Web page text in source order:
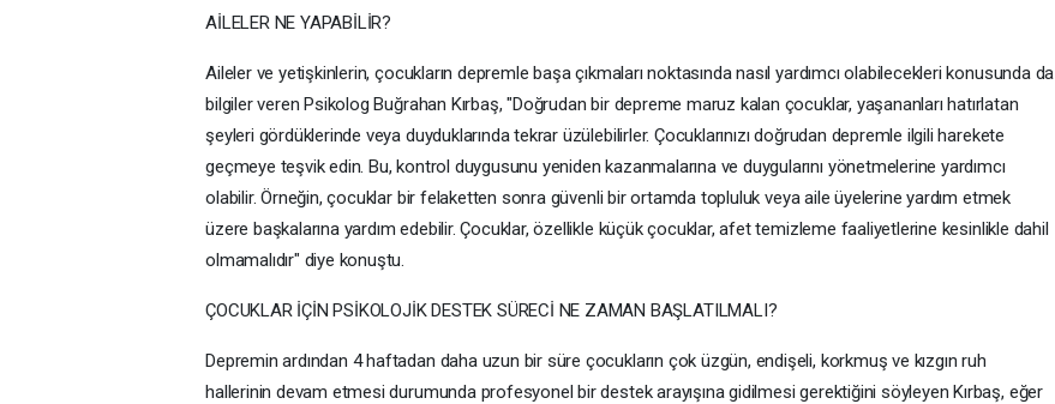
AİLELER NE YAPABİLİR?
Aileler ve yetişkinlerin, çocukların depremle başa çıkmaları noktasında nasıl yardımcı olabilecekleri konusunda da
bilgiler veren Psikolog Buğrahan Kırbaş, "Doğrudan bir depreme maruz kalan çocuklar, yaşananları hatırlatan
şeyleri gördüklerinde veya duyduklarında tekrar üzülebilirler. Çocuklarınızı doğrudan depremle ilgili harekete
geçmeye teşvik edin. Bu, kontrol duygusunu yeniden kazanmalarına ve duygularını yönetmelerine yardımcı
olabilir. Örneğin, çocuklar bir felaketten sonra güvenli bir ortamda topluluk veya aile üyelerine yardım etmek
üzere başkalarına yardım edebilir. Çocuklar, özellikle küçük çocuklar, afet temizleme faaliyetlerine kesinlikle dahil
olmamalıdır" diye konuştu.
ÇOCUKLAR İÇİN PSİKOLOJİK DESTEK SÜRECİ NE ZAMAN BAŞLATILMALI?
Depremin ardından 4 haftadan daha uzun bir süre çocukların çok üzgün, endişeli, korkmuş ve kızgın ruh
hallerinin devam etmesi durumunda profesyonel bir destek arayışına gidilmesi gerektiğini söyleyen Kırbaş, eğer